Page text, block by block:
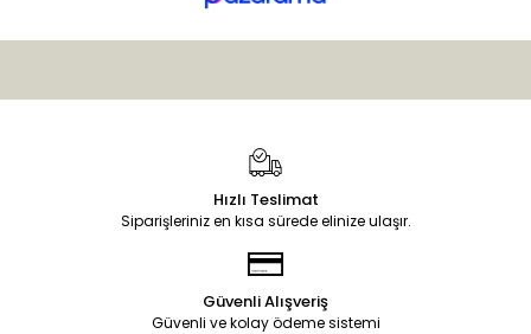
Hızlı Teslimat
Siparişleriniz en kısa sürede elinize ulaşır.
Güvenli Alışveriş
Güvenli ve kolay ödeme sistemi